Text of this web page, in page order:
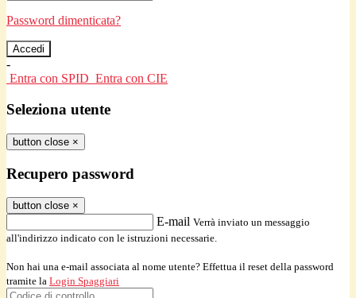
Password dimenticata?
-
Entra con SPID Entra con CIE
Seleziona utente
button close ×
Recupero password
button close ×
E-mail Verrà inviato un messaggio
all'indirizzo indicato con le istruzioni necessarie.
Non hai una e-mail associata al nome utente? Effettua il reset della password
tramite la Login Spaggiari